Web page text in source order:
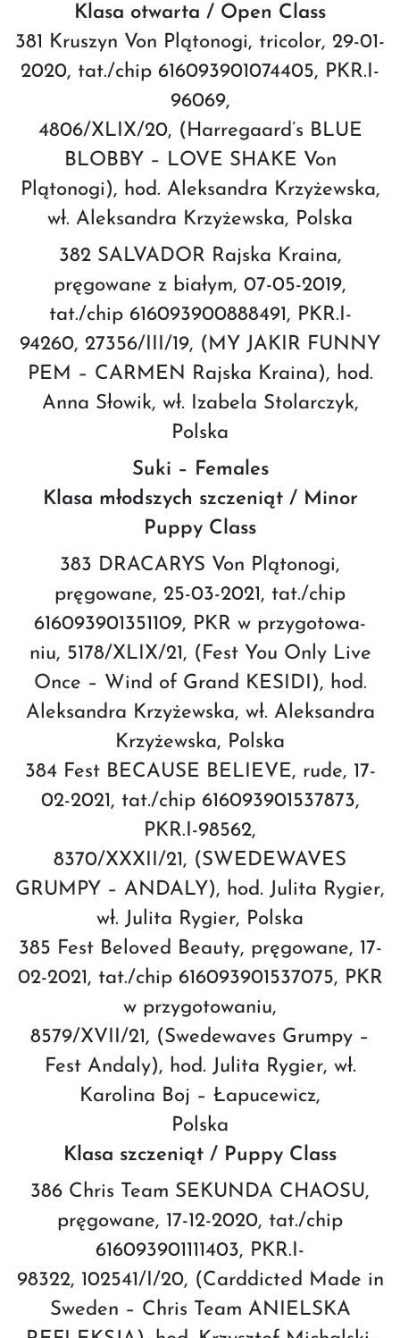
Klasa otwarta / Open Class
381 Kruszyn Von Plątonogi, tricolor, 29-01-
2020, tat./chip 616093901074405, PKR.I-
96069,
4806/XLIX/20, (Harregaard’s BLUE
BLOBBY – LOVE SHAKE Von
Plątonogi), hod. Aleksandra Krzyżewska,
wł. Aleksandra Krzyżewska, Polska
382 SALVADOR Rajska Kraina,
pręgowane z białym, 07-05-2019,
tat./chip 616093900888491, PKR.I-
94260, 27356/III/19, (MY JAKIR FUNNY
PEM – CARMEN Rajska Kraina), hod.
Anna Słowik, wł. Izabela Stolarczyk,
Polska
Suki – Females
Klasa młodszych szczeniąt / Minor
Puppy Class
383 DRACARYS Von Plątonogi,
pręgowane, 25-03-2021, tat./chip
616093901351109, PKR w przygotowa-
niu, 5178/XLIX/21, (Fest You Only Live
Once – Wind of Grand KESIDI), hod.
Aleksandra Krzyżewska, wł. Aleksandra
Krzyżewska, Polska
384 Fest BECAUSE BELIEVE, rude, 17-
02-2021, tat./chip 616093901537873,
PKR.I-98562,
8370/XXXII/21, (SWEDEWAVES
GRUMPY – ANDALY), hod. Julita Rygier,
wł. Julita Rygier, Polska
385 Fest Beloved Beauty, pręgowane, 17-
02-2021, tat./chip 616093901537075, PKR
w przygotowaniu,
8579/XVII/21, (Swedewaves Grumpy –
Fest Andaly), hod. Julita Rygier, wł.
Karolina Boj – Łapucewicz,
Polska
Klasa szczeniąt / Puppy Class
386 Chris Team SEKUNDA CHAOSU,
pręgowane, 17-12-2020, tat./chip
616093901111403, PKR.I-
98322, 102541/I/20, (Carddicted Made in
Sweden – Chris Team ANIELSKA